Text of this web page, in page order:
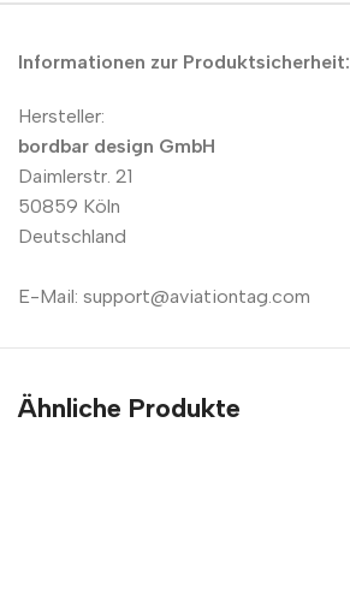
Informationen zur Produktsicherheit:
Hersteller:
bordbar design GmbH
Daimlerstr. 21
50859 Köln
Deutschland
E-Mail: support@aviationtag.com
Ähnliche Produkte